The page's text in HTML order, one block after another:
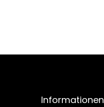
Informationen